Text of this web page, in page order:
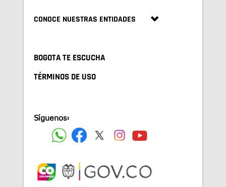
CONOCE NUESTRAS ENTIDADES
BOGOTA TE ESCUCHA
TÉRMINOS DE USO
Síguenos: